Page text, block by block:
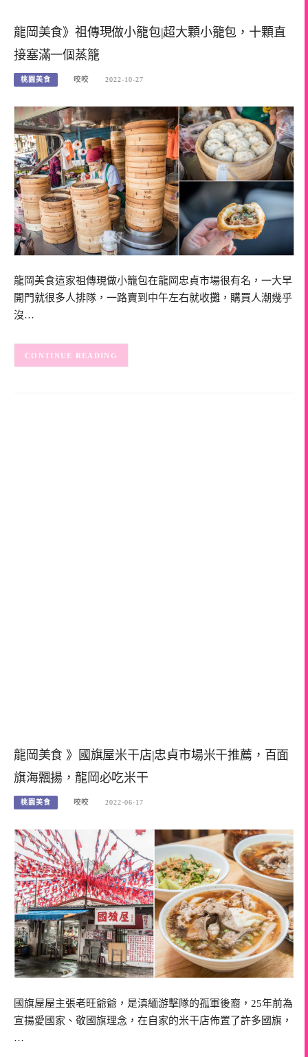
龍岡美食》祖傳現做小籠包|超大顆小籠包，十顆直
接塞滿一個蒸籠
桃園美食 咬咬 2022-10-27
龍岡美食這家祖傳現做小籠包在龍岡忠貞市場很有名，一大早
開門就很多人排隊，一路賣到中午左右就收攤，購買人潮幾乎
沒…
CONTINUE READING
龍岡美食 》國旗屋米干店|忠貞市場米干推薦，百面
旗海飄揚，龍岡必吃米干
桃園美食 咬咬 2022-06-17
國旗屋屋主張老旺爺爺，是滇緬游擊隊的孤軍後裔，25年前為
宣揚愛國家、敬國旗理念，在自家的米干店佈置了許多國旗，
…